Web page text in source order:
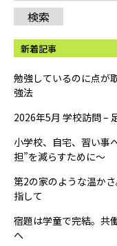
検索
新着記事
勉強しているのに点が
強法
2026年5月 学校訪問 –
小学校、自宅、習い事
担”を減らすために～
第2の家のような温か
指して
宿題は学童で完結。共
へ